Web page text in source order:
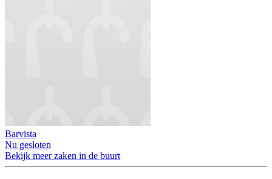
Barvista
Nu gesloten
Bekijk meer zaken in de buurt